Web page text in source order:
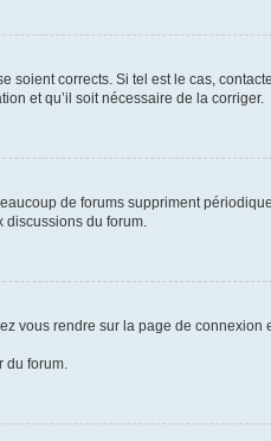
soient corrects. Si tel est le cas,
et qu’il soit nécessaire de la corriger.
de forums suppriment
du forum.
rendre sur la page de connexion
forum.